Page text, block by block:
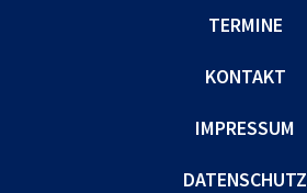
TERMINE
KONTAKT
IMPRESSUM
DATENSCHUTZ